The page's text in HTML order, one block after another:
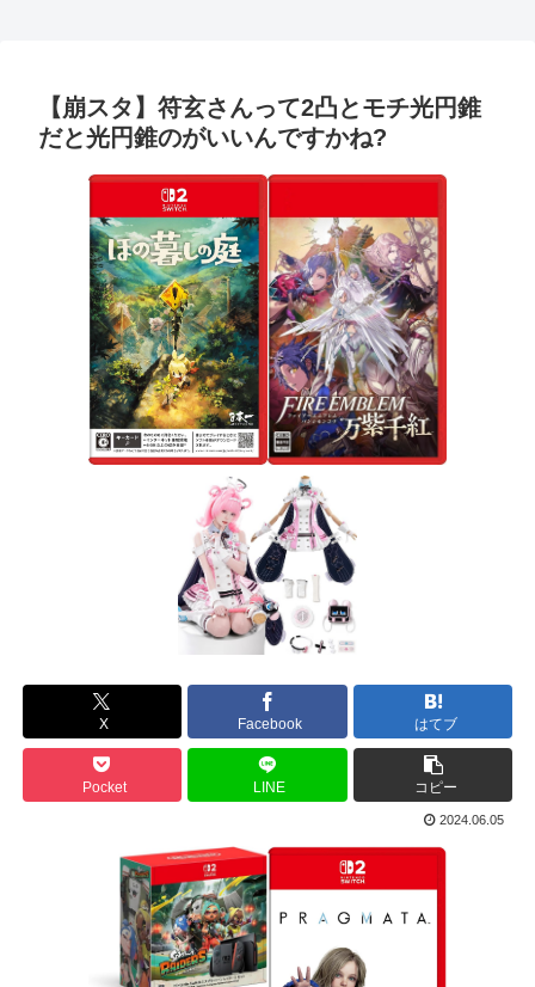
【崩スタ】符玄さんって2凸とモチ光円錐
だと光円錐のがいいんですかね?
X Facebook はてブ
Pocket LINE コピー
2024.06.05